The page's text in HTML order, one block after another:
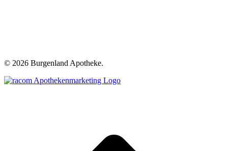
© 2026 Burgenland Apotheke.